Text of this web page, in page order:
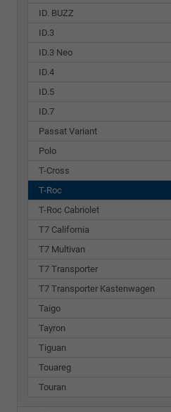
ID. BUZZ
ID.3
ID.3 Neo
ID.4
ID.5
ID.7
Passat Variant
Polo
T-Cross
T-Roc
T-Roc Cabriolet
T7 California
T7 Multivan
T7 Transporter
T7 Transporter Kastenwagen
Taigo
Tayron
Tiguan
Touareg
Touran